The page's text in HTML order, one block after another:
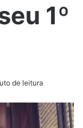
1º
de leitura